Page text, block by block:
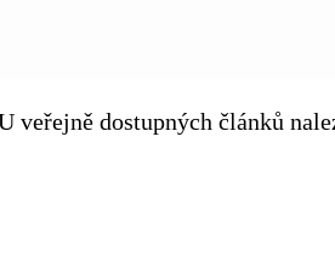
dostupných článků